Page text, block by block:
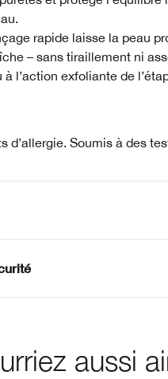
rapide laisse la peau
– sans tiraillement ni
à l’action exfoliante de
d’allergie. Soumis à des
aussi